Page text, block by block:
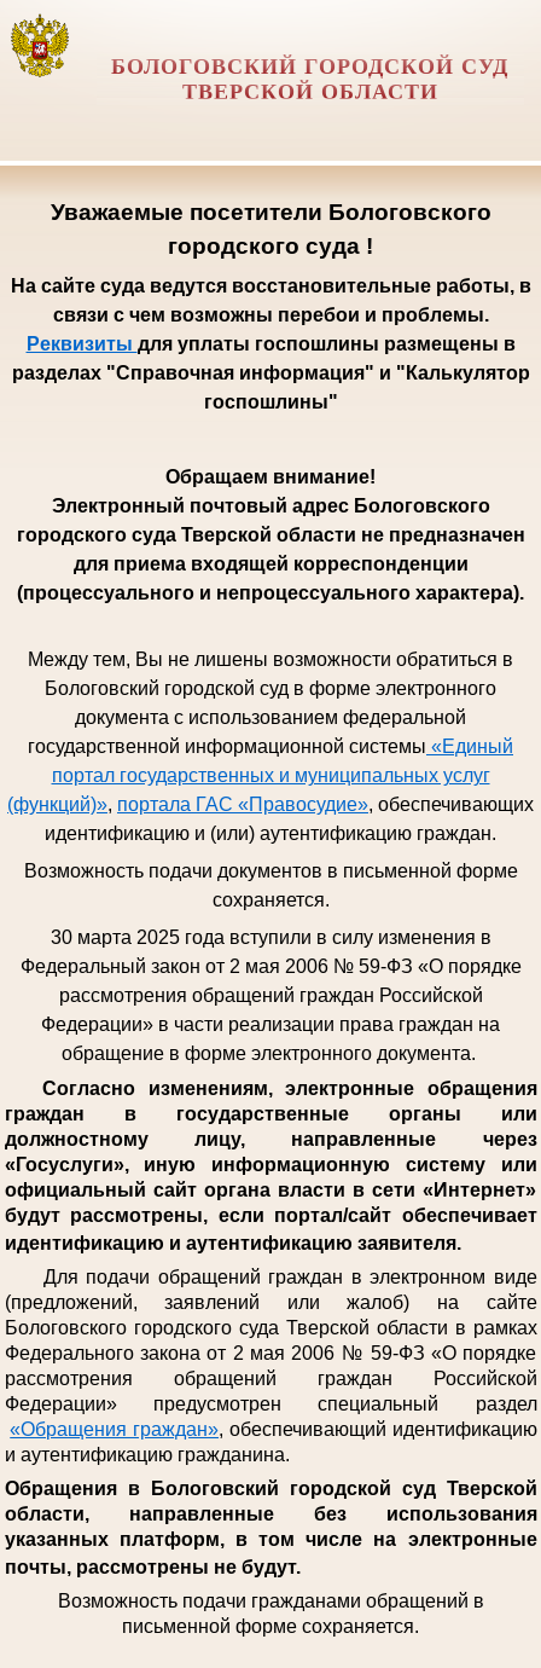
БОЛОГОВСКИЙ ГОРОДСКОЙ СУД
ТВЕРСКОЙ ОБЛАСТИ
Уважаемые посетители Бологовского
городского суда !
На сайте суда ведутся восстановительные работы, в
связи с чем возможны перебои и проблемы.
Реквизиты для уплаты госпошлины размещены в
разделах "Справочная информация" и "Калькулятор
госпошлины"
Обращаем внимание!
Электронный почтовый адрес Бологовского
городского суда Тверской области не предназначен
для приема входящей корреспонденции
(процессуального и непроцессуального характера).
Между тем, Вы не лишены возможности обратиться в
Бологовский городской суд в форме электронного
документа с использованием федеральной
государственной информационной системы «Единый
портал государственных и муниципальных услуг
(функций)», портала ГАС «Правосудие», обеспечивающих
идентификацию и (или) аутентификацию граждан.
Возможность подачи документов в письменной форме
сохраняется.
30 марта 2025 года вступили в силу изменения в
Федеральный закон от 2 мая 2006 № 59-ФЗ «О порядке
рассмотрения обращений граждан Российской
Федерации» в части реализации права граждан на
обращение в форме электронного документа.
Согласно изменениям, электронные обращения
граждан в государственные органы или
должностному лицу, направленные через
«Госуслуги», иную информационную систему или
официальный сайт органа власти в сети «Интернет»
будут рассмотрены, если портал/сайт обеспечивает
идентификацию и аутентификацию заявителя.
Для подачи обращений граждан в электронном виде
(предложений, заявлений или жалоб) на сайте
Бологовского городского суда Тверской области в рамках
Федерального закона от 2 мая 2006 № 59-ФЗ «О порядке
рассмотрения обращений граждан Российской
Федерации» предусмотрен специальный раздел
«Обращения граждан», обеспечивающий идентификацию
и аутентификацию гражданина.
Обращения в Бологовский городской суд Тверской
области, направленные без использования
указанных платформ, в том числе на электронные
почты, рассмотрены не будут.
Возможность подачи гражданами обращений в
письменной форме сохраняется.